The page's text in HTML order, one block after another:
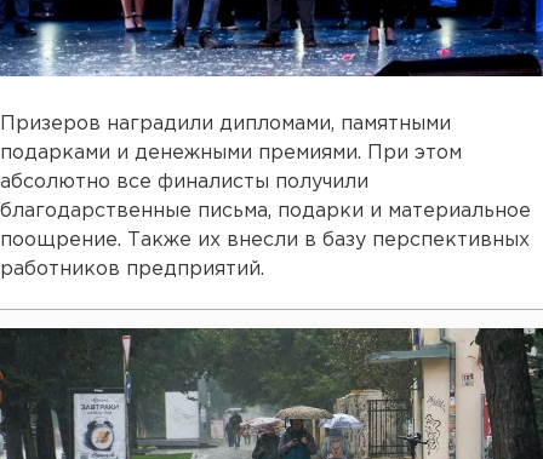
Призеров наградили дипломами, памятными
подарками и денежными премиями. При этом
абсолютно все финалисты получили
благодарственные письма, подарки и материальное
поощрение. Также их внесли в базу перспективных
работников предприятий.